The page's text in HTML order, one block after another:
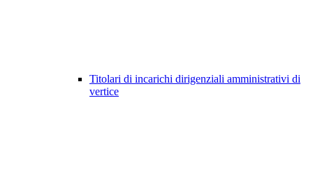
Titolari di incarichi dirigenziali amministrativi di
vertice